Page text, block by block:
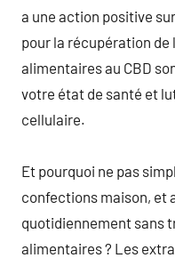
a une action positive
pour la récupération
alimentaires au CBD
votre état de santé et
cellulaire.
Et pourquoi ne pas
confections maison, et
quotidiennement sans
alimentaires ? Les